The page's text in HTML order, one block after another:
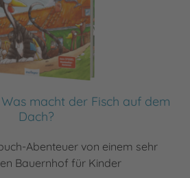
macht der Fisch auf dem
Dach?
Abenteuer von einem sehr
Bauernhof für Kinder